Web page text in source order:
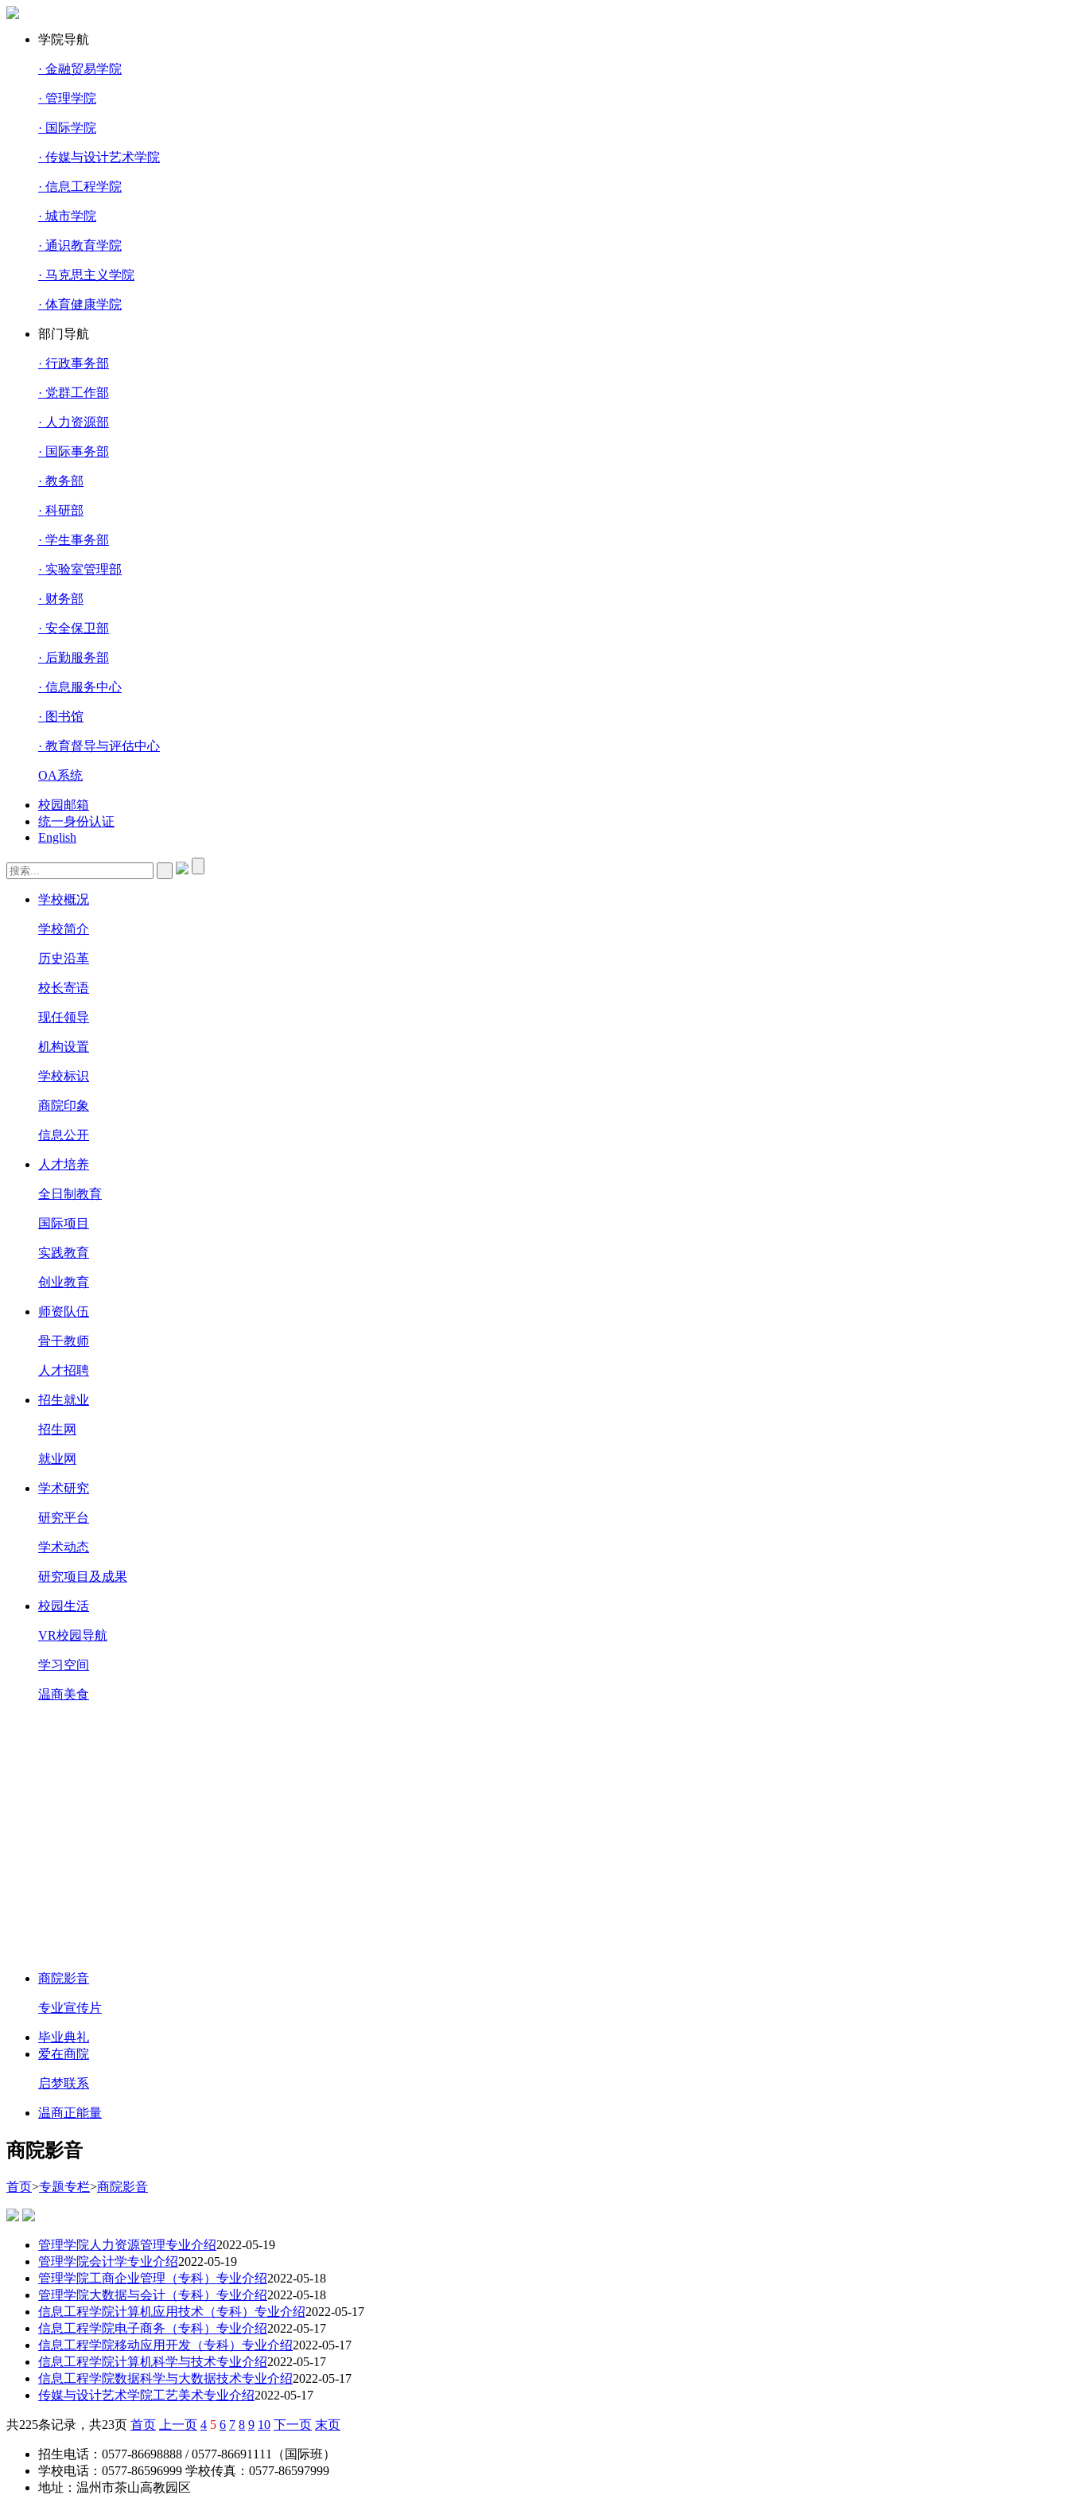
学院导航
· 金融贸易学院
· 管理学院
· 国际学院
· 传媒与设计艺术学院
· 信息工程学院
· 城市学院
· 通识教育学院
· 马克思主义学院
· 体育健康学院
部门导航
· 行政事务部
· 党群工作部
· 人力资源部
· 国际事务部
· 教务部
· 科研部
· 学生事务部
· 实验室管理部
· 财务部
· 安全保卫部
· 后勤服务部
· 信息服务中心
· 图书馆
· 教育督导与评估中心
OA系统
校园邮箱
统一身份认证
English
学校概况
学校简介
历史沿革
校长寄语
现任领导
机构设置
学校标识
商院印象
信息公开
人才培养
全日制教育
国际项目
实践教育
创业教育
师资队伍
骨干教师
人才招聘
招生就业
招生网
就业网
学术研究
研究平台
学术动态
研究项目及成果
校园生活
VR校园导航
学习空间
温商美食
商院影音
专业宣传片
毕业典礼
爱在商院
启梦联系
温商正能量
商院影音
首页>专题专栏>商院影音
管理学院人力资源管理专业介绍2022-05-19
管理学院会计学专业介绍2022-05-19
管理学院工商企业管理（专科）专业介绍2022-05-18
管理学院大数据与会计（专科）专业介绍2022-05-18
信息工程学院计算机应用技术（专科）专业介绍2022-05-17
信息工程学院电子商务（专科）专业介绍2022-05-17
信息工程学院移动应用开发（专科）专业介绍2022-05-17
信息工程学院计算机科学与技术专业介绍2022-05-17
信息工程学院数据科学与大数据技术专业介绍2022-05-17
传媒与设计艺术学院工艺美术专业介绍2022-05-17
共225条记录，共23页 首页 上一页 4 5 6 7 8 9 10 下一页 末页
招生电话：0577-86698888 / 0577-86691111（国际班）
学校电话：0577-86596999 学校传真：0577-86597999
地址：温州市茶山高教园区